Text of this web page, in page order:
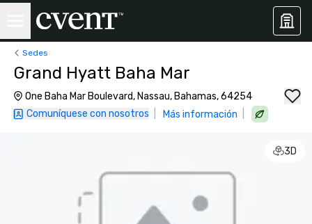
Sedes
Grand Hyatt Baha Mar
One Baha Mar Boulevard, Nassau, Bahamas, 64254
Comuníquese con nosotros
Más información
3D